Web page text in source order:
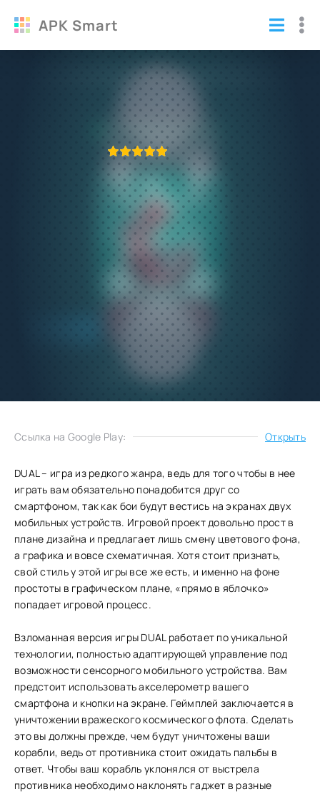
APK Smart
Взломанный DUAL (полная версия)
Игры /Стрелялки
ПРИЛОЖЕНИЕ ПРОВЕРЕНО
405
Запросить обновление
Ссылка на Google Play: Открыть
DUAL – игра из редкого жанра, ведь для того чтобы в нее
играть вам обязательно понадобится друг со
смартфоном, так как бои будут вестись на экранах двух
мобильных устройств. Игровой проект довольно прост в
плане дизайна и предлагает лишь смену цветового фона,
а графика и вовсе схематичная. Хотя стоит признать,
свой стиль у этой игры все же есть, и именно на фоне
простоты в графическом плане, «прямо в яблочко»
попадает игровой процесс.
Взломанная версия игры DUAL работает по уникальной
технологии, полностью адаптирующей управление под
возможности сенсорного мобильного устройства. Вам
предстоит использовать акселерометр вашего
смартфона и кнопки на экране. Геймплей заключается в
уничтожении вражеского космического флота. Сделать
это вы должны прежде, чем будут уничтожены ваши
корабли, ведь от противника стоит ожидать пальбы в
ответ. Чтобы ваш корабль уклонялся от выстрела
противника необходимо наклонять гаджет в разные